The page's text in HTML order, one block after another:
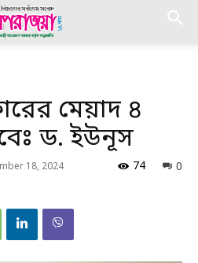
মেয়াদ ৪
ড. ইউনূস
18, 2024 0
74